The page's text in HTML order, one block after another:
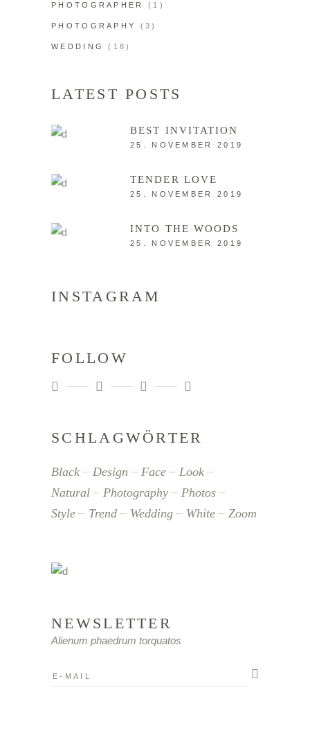
PHOTOGRAPHER (1)
PHOTOGRAPHY (3)
WEDDING (18)
LATEST POSTS
BEST INVITATION
25. NOVEMBER 2019
TENDER LOVE
25. NOVEMBER 2019
INTO THE WOODS
25. NOVEMBER 2019
INSTAGRAM
FOLLOW
SCHLAGWÖRTER
Black Design Face
Look
Natural
Photography
Photos
Style
Trend Wedding White Zoom
NEWSLETTER
Alienum phaedrum torquatos